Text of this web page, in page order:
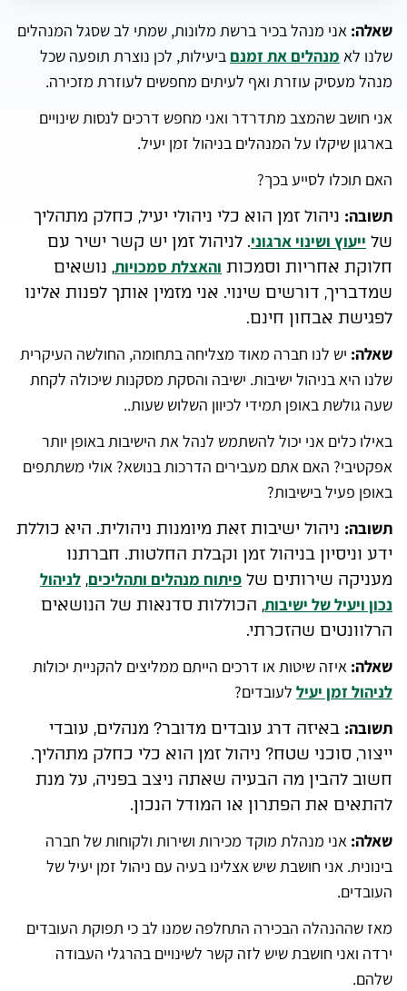
שאלה: אני מנהל בכיר ברשת מלונות, שמתי לב שסגל המנהלים
שלנו לא מנהלים את זמנם ביעילות, לכן נוצרת תופעה שכל
מנהל מעסיק עוזרת ואף לעיתים מחפשים לעוזרת מזכירה.
אני חושב שהמצב מתדרדר ואני מחפש דרכים לנסות שינויים
בארגון שיקלו על המנהלים בניהול זמן יעיל.
האם תוכלו לסייע בכך?
תשובה: ניהול זמן הוא כלי ניהולי יעיל, כחלק מתהליך
של ייעוץ ושינוי ארגוני. לניהול זמן יש קשר ישיר עם
חלוקת אחריות וסמכות והאצלת סמכויות, נושאים
שמדבריך, דורשים שינוי. אני מזמין אותך לפנות אלינו
לפגישת אבחון חינם.
שאלה: יש לנו חברה מאוד מצליחה בתחומה, החולשה העיקרית
שלנו היא בניהול ישיבות. ישיבה והסקת מסקנות שיכולה לקחת
שעה גולשת באופן תמידי לכיוון השלוש שעות..
באילו כלים אני יכול להשתמש לנהל את הישיבות באופן יותר
אפקטיבי? האם אתם מעבירים הדרכות בנושא? אולי משתתפים
באופן פעיל בישיבות?
תשובה: ניהול ישיבות זאת מיומנות ניהולית. היא כוללת
ידע וניסיון בניהול זמן וקבלת החלטות. חברתנו
מעניקה שירותים של פיתוח מנהלים ותהליכים, לניהול
נכון ויעיל של ישיבות, הכוללות סדנאות של הנושאים
הרלוונטים שהזכרתי.
שאלה: איזה שיטות או דרכים הייתם ממליצים להקניית יכולות
לניהול זמן יעיל לעובדים?
תשובה: באיזה דרג עובדים מדובר? מנהלים, עובדי
ייצור, סוכני שטח? ניהול זמן הוא כלי כחלק מתהליך.
חשוב להבין מה הבעיה שאתה ניצב בפניה, על מנת
להתאים את הפתרון או המודל הנכון.
שאלה: אני מנהלת מוקד מכירות ושירות ולקוחות של חברה
בינונית. אני חושבת שיש אצלינו בעיה עם ניהול זמן יעיל של
העובדים.
מאז שההנהלה הבכירה התחלפה שמנו לב כי תפוקת העובדים
ירדה ואני חושבת שיש לזה קשר לשינויים בהרגלי העבודה
שלהם.